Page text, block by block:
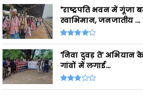
"राष्ट्रपति भवन में गूंजा
स्वाभिमान, जनजातीय ...
'निवा दुवड़ ते'
गांवों में लगाई...